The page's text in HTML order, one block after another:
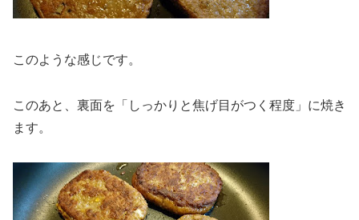
このような感じです。
このあと、裏面を「しっかりと焦げ目がつく程度」に焼き
ます。